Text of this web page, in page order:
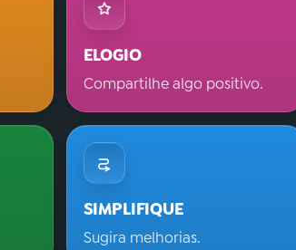
ELOGIO
Compartilhe algo positivo.
SIMPLIFIQUE
Sugira melhorias.